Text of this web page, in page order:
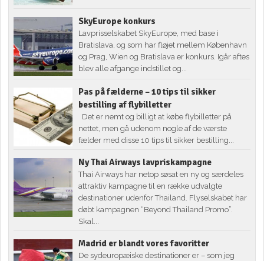
SkyEurope konkurs
Lavprisselskabet SkyEurope, med base i
Bratislava, og som har fløjet mellem København
og Prag, Wien og Bratislava er konkurs. Igår aftes
blev alle afgange indstillet og...
Pas på fælderne – 10 tips til sikker
bestilling af flybilletter
Det er nemt og billigt at købe flybilletter på
nettet, men gå udenom nogle af de værste
fælder med disse 10 tips til sikker bestilling...
Ny Thai Airways lavpriskampagne
Thai Airways har netop søsat en ny og særdeles
attraktiv kampagne til en række udvalgte
destinationer udenfor Thailand. Flyselskabet har
døbt kampagnen “Beyond Thailand Promo”.
Skal...
Madrid er blandt vores favoritter
De sydeuropæiske destinationer er – som jeg